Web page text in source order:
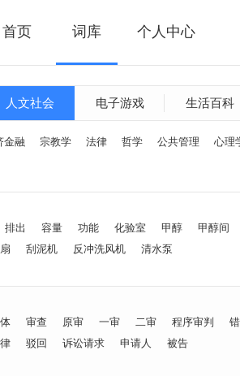
首页 词库 个人中心
人文社会 电子游戏 生活百科
金融 宗教学 法律 哲学 公共管理 心理
排出 容量 功能 化验室 甲醇 甲醇间
刮泥机 反冲洗风机 清水泵
审查 原审 一审 二审 程序审判
驳回 诉讼请求 申请人 被告